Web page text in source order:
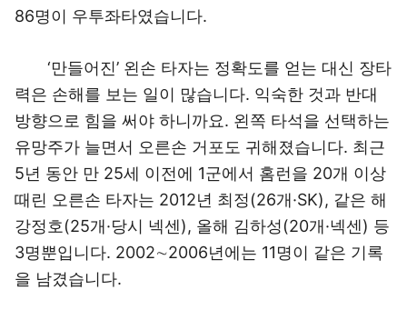
86명이 우투좌타였습니다.
‘만들어진’ 왼손 타자는 정확도를 얻는 대신 장타
력은 손해를 보는 일이 많습니다. 익숙한 것과 반대
방향으로 힘을 써야 하니까요. 왼쪽 타석을 선택하는
유망주가 늘면서 오른손 거포도 귀해졌습니다. 최근
5년 동안 만 25세 이전에 1군에서 홈런을 20개 이상
때린 오른손 타자는 2012년 최정(26개·SK), 같은 해
강정호(25개·당시 넥센), 올해 김하성(20개·넥센) 등
3명뿐입니다. 2002∼2006년에는 11명이 같은 기록
을 남겼습니다.